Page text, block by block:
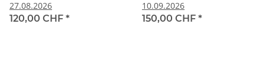
27.08.2026
120,00 CHF *
10.09.2026
150,00 CHF *